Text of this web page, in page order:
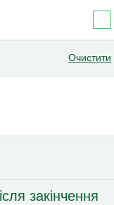
Очистити
закінчення